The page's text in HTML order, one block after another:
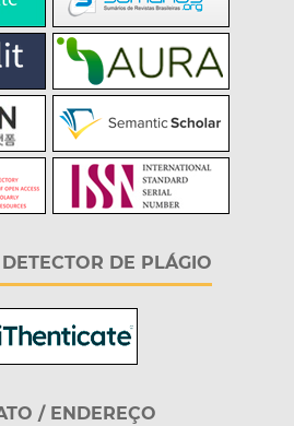
DE PLÁGIO
/ ENDEREÇO